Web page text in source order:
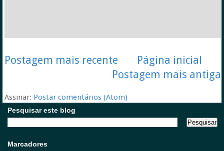
Postagem mais recente
Postagem mais antiga
Página inicial
Assinar: Postar comentários (Atom)
Pesquisar este blog
Marcadores